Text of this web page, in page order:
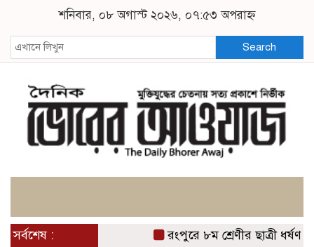
শনিবার, ০৮ অগাস্ট ২০২৬, ০৭:৫৩ অপরাহ্ন
Search
সর্বশেষ : রংপুরে ৮ম শ্রেণীর ছাত্রী ধর্ষণ